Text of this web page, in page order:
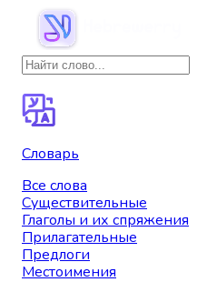
Словарь
Все слова
Существительные
Глаголы и их спряжения
Прилагательные
Предлоги
Местоимения